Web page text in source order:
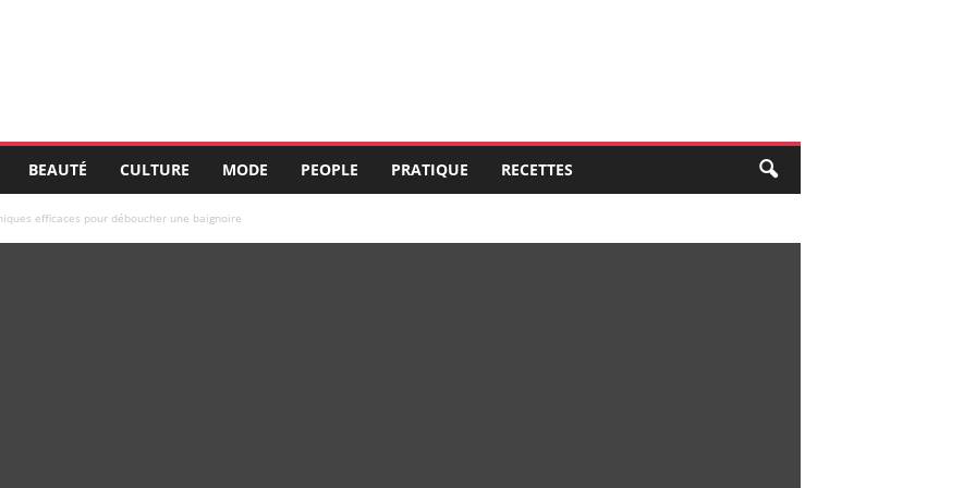
BEAUTÉ CULTURE MODE PEOPLE PRATIQUE RECETTES
efficaces pour déboucher une baignoire